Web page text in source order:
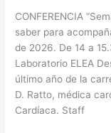
CONFERENCIA
saber para
de 2026. De 14 a
Laboratorio ELEA
último año de la
D. Ratto, médica
Cardíaca. Staff
debe
saber
para
acompañar
una
prescripción
adecuada”